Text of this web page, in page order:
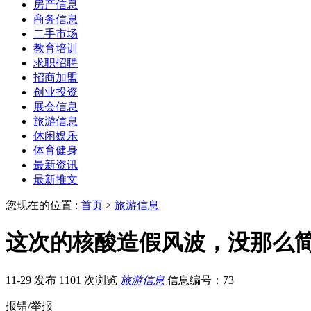
房产信息
商务信息
二手市场
教育培训
求职招聘
招商加盟
创业投资
展会信息
旅游信息
休闲娱乐
体育健身
最新资讯
最新推文
您现在的位置 : 首页 > 旅游信息
这次的核酸造假风波，没那么
11-29 发布 1101 次浏览 旅游信息 信息编号：73
报错/举报